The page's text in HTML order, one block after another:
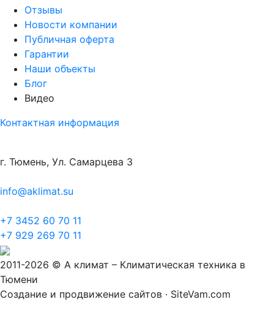
Отзывы
Новости компании
Публичная оферта
Гарантии
Наши объекты
Блог
Видео
Контактная информация
г. Тюмень, Ул. Самарцева 3
info@aklimat.su
+7 3452 60 70 11
+7 929 269 70 11
2011-2026 © А климат – Климатическая техника в
Тюмени
Создание и продвижение сайтов · SiteVam.com